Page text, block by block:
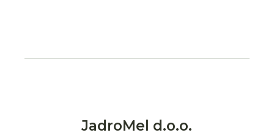
JadroMel d.o.o.